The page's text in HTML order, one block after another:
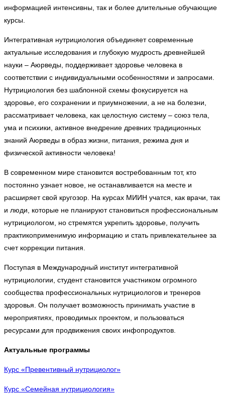
информацией интенсивны, так и более длительные обучающие
курсы.
Интегративная нутрициология объединяет современные
актуальные исследования и глубокую мудрость древнейшей
науки – Аюрведы, поддерживает здоровье человека в
соответствии с индивидуальными особенностями и запросами.
Нутрициология без шаблонной схемы фокусируется на
здоровье, его сохранении и приумножении, а не на болезни,
рассматривает человека, как целостную систему – союз тела,
ума и психики, активное внедрение древних традиционных
знаний Аюрведы в образ жизни, питания, режима дня и
физической активности человека!
В современном мире становится востребованным тот, кто
постоянно узнает новое, не останавливается на месте и
расширяет свой кругозор. На курсах МИИН учатся, как врачи, так
и люди, которые не планируют становиться профессиональным
нутрициологом, но стремятся укрепить здоровье, получить
практикоприменимую информацию и стать привлекательнее за
счет коррекции питания.
Поступая в Международный институт интегративной
нутрициологии, студент становится участником огромного
сообщества профессиональных нутрициологов и тренеров
здоровья. Он получает возможность принимать участие в
мероприятиях, проводимых проектом, и пользоваться
ресурсами для продвижения своих инфопродуктов.
Актуальные программы
Курс «Превентивный нутрициолог»
Курс «Семейная нутрициология»